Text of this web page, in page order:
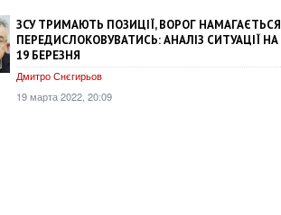
ЗСУ ТРИМАЮТЬ ПОЗИЦІЇ, ВОРОГ НАМАГАЄТЬСЯ
ПЕРЕДИСЛОКОВУВАТИСЬ: АНАЛІЗ СИТУАЦІЇ НА
19 БЕРЕЗНЯ
Дмитро Снєгирьов
19 марта 2022, 20:09